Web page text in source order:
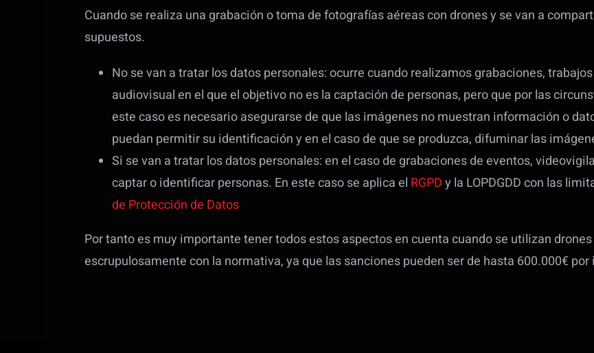
Cuando se realiza una grabación o toma de fotografías aéreas con drones y se van a
supuestos.
No se van a tratar los datos personales: ocurre cuando realizamos grabaciones,
audiovisual en el que el objetivo no es la captación de personas, pero que por las
este caso es necesario asegurarse de que las imágenes no muestran información o
puedan permitir su identificación y en el caso de que se produzca, difuminar las
Si se van a tratar los datos personales: en el caso de grabaciones de eventos,
captar o identificar personas. En este caso se aplica el RGPDy la LOPDGDD con las
de Protección de Datos
Por tanto es muy importante tener todos estos aspectos en cuenta cuando se utilizan
escrupulosamente con la normativa, ya que las sanciones pueden ser de hasta 600.000€